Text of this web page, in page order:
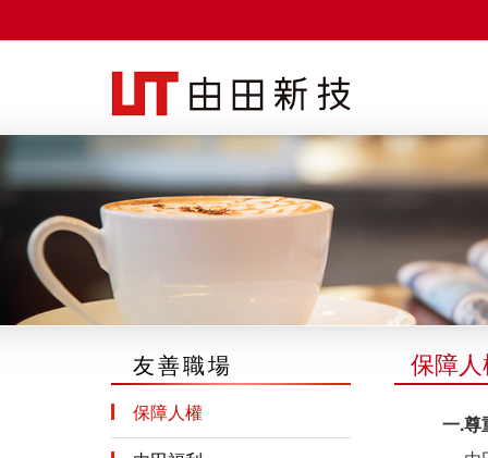
由田新技股份有限公司
友善職場
保障人權
保障人
一.尊